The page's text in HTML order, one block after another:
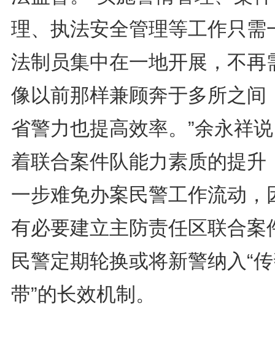
理、执法安全管理等工作只需
法制员集中在一地开展，不再
像以前那样兼顾奔于多所之间
省警力也提高效率。”余永祥
着联合案件队能力素质的提升
一步难免办案民警工作流动，
有必要建立主防责任区联合案
民警定期轮换或将新警纳入“
带”的长效机制。